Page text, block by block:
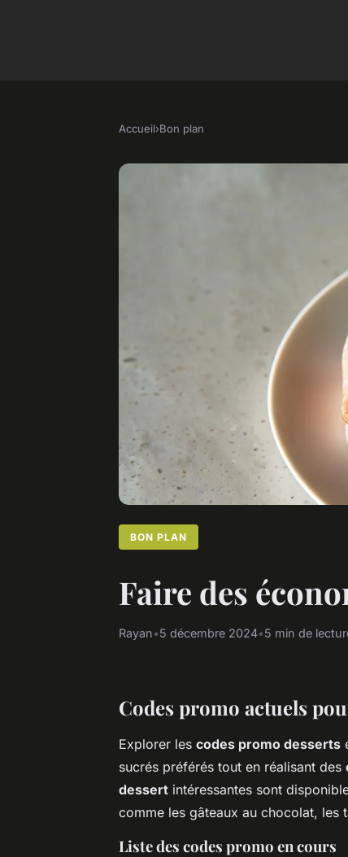
Accueil›Bon plan
BON PLAN
Faire des
Rayan•5 décembre 2024•5 min de
Codes promo actuels
Explorer les codes promo desserts
sucrés préférés tout en réalisant des
dessert intéressantes sont
comme les gâteaux au chocolat, les
Liste des codes promo en cours